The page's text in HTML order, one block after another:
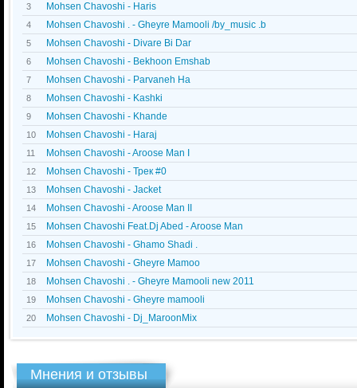
3 Mohsen Chavoshi - Haris
4 Mohsen Chavoshi . - Gheyre Mamooli /by_music .b
5 Mohsen Chavoshi - Divare Bi Dar
6 Mohsen Chavoshi - Bekhoon Emshab
7 Mohsen Chavoshi - Parvaneh Ha
8 Mohsen Chavoshi - Kashki
9 Mohsen Chavoshi - Khande
10 Mohsen Chavoshi - Haraj
11 Mohsen Chavoshi - Aroose Man I
12 Mohsen Chavoshi - Трек #0
13 Mohsen Chavoshi - Jacket
14 Mohsen Chavoshi - Aroose Man II
15 Mohsen Chavoshi Feat.Dj Abed - Aroose Man
16 Mohsen Chavoshi - Ghamo Shadi .
17 Mohsen Chavoshi - Gheyre Mamoo
18 Mohsen Chavoshi . - Gheyre Mamooli new 2011
19 Mohsen Chavoshi - Gheyre mamooli
20 Mohsen Chavoshi - Dj_MaroonMix
Мнения и отзывы